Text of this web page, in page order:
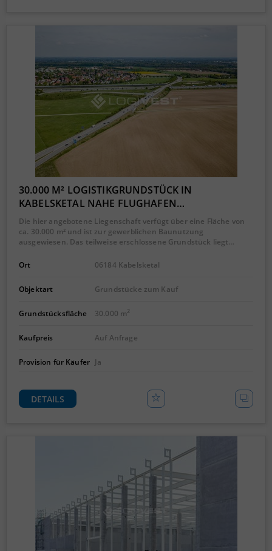
30.000 M² LOGISTIKGRUNDSTÜCK IN
KABELSKETAL NAHE FLUGHAFEN…
Die hier angebotene Liegenschaft verfügt über eine Fläche von
ca. 30.000 m² und ist zur gewerblichen Baunutzung
ausgewiesen. Das teilweise erschlossene Grundstück liegt…
Ort 06184 Kabelsketal
Objektart Grundstücke zum Kauf
Grundstücksfläche 30.000 m2
Kaufpreis Auf Anfrage
Provision für Käufer Ja
DETAILS